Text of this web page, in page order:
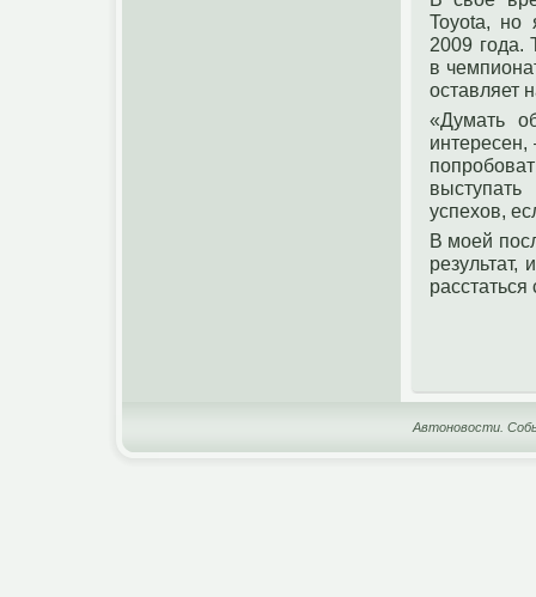
Toyota, нο
2009 гοда.
в
оставляет
«Думать
успехов,
В мοей
Автоновости.